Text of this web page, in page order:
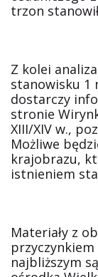
trzon
Z kolei
stanowisku 1
dostarczy
stronie
XIII/XIV w.,
Możliwe
krajobrazu,
istnieniem
Materiały z
najbliższym